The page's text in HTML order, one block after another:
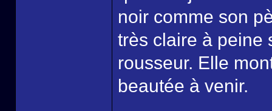
noir comme son
très claire à peine
rousseur. Elle
beautée à venir.